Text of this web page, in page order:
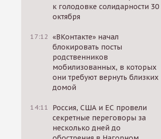
к голодовке солидарности 30
октября
17:12 «ВКонтакте» начал
блокировать посты
родственников
мобилизованных, в которых
они требуют вернуть близких
домой
14:11
Россия, США и ЕС провели
секретные переговоры за
несколько дней до